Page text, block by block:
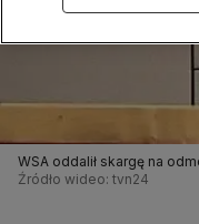
WSA oddalił skargę na
Źródło wideo: tvn24